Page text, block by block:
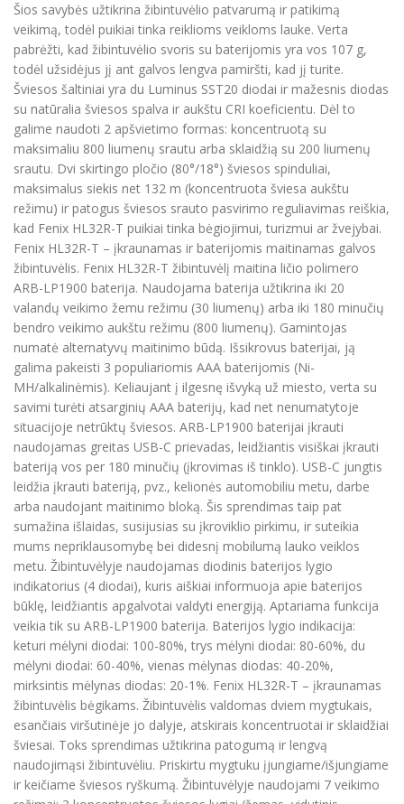
Šios savybės užtikrina žibintuvėlio patvarumą ir patikimą
veikimą, todėl puikiai tinka reiklioms veikloms lauke. Verta
pabrėžti, kad žibintuvėlio svoris su baterijomis yra vos 107 g,
todėl užsidėjus jį ant galvos lengva pamiršti, kad jį turite.
Šviesos šaltiniai yra du Luminus SST20 diodai ir mažesnis diodas
su natūralia šviesos spalva ir aukštu CRI koeficientu. Dėl to
galime naudoti 2 apšvietimo formas: koncentruotą su
maksimaliu 800 liumenų srautu arba sklaidžią su 200 liumenų
srautu. Dvi skirtingo pločio (80°/18°) šviesos spinduliai,
maksimalus siekis net 132 m (koncentruota šviesa aukštu
režimu) ir patogus šviesos srauto pasvirimo reguliavimas reiškia,
kad Fenix HL32R-T puikiai tinka bėgiojimui, turizmui ar žvejybai.
Fenix HL32R-T – įkraunamas ir baterijomis maitinamas galvos
žibintuvėlis. Fenix HL32R-T žibintuvėlį maitina ličio polimero
ARB-LP1900 baterija. Naudojama baterija užtikrina iki 20
valandų veikimo žemu režimu (30 liumenų) arba iki 180 minučių
bendro veikimo aukštu režimu (800 liumenų). Gamintojas
numatė alternatyvų maitinimo būdą. Išsikrovus baterijai, ją
galima pakeisti 3 populiariomis AAA baterijomis (Ni-
MH/alkalinėmis). Keliaujant į ilgesnę išvyką už miesto, verta su
savimi turėti atsarginių AAA baterijų, kad net nenumatytoje
situacijoje netrūktų šviesos. ARB-LP1900 baterijai įkrauti
naudojamas greitas USB-C prievadas, leidžiantis visiškai įkrauti
bateriją vos per 180 minučių (įkrovimas iš tinklo). USB-C jungtis
leidžia įkrauti bateriją, pvz., kelionės automobiliu metu, darbe
arba naudojant maitinimo bloką. Šis sprendimas taip pat
sumažina išlaidas, susijusias su įkroviklio pirkimu, ir suteikia
mums nepriklausomybę bei didesnį mobilumą lauko veiklos
metu. Žibintuvėlyje naudojamas diodinis baterijos lygio
indikatorius (4 diodai), kuris aiškiai informuoja apie baterijos
būklę, leidžiantis apgalvotai valdyti energiją. Aptariama funkcija
veikia tik su ARB-LP1900 baterija. Baterijos lygio indikacija:
keturi mėlyni diodai: 100-80%, trys mėlyni diodai: 80-60%, du
mėlyni diodai: 60-40%, vienas mėlynas diodas: 40-20%,
mirksintis mėlynas diodas: 20-1%. Fenix HL32R-T – įkraunamas
žibintuvėlis bėgikams. Žibintuvėlis valdomas dviem mygtukais,
esančiais viršutinėje jo dalyje, atskirais koncentruotai ir sklaidžiai
šviesai. Toks sprendimas užtikrina patogumą ir lengvą
naudojimąsi žibintuvėliu. Priskirtu mygtuku įjungiame/išjungiame
ir keičiame šviesos ryškumą. Žibintuvėlyje naudojami 7 veikimo